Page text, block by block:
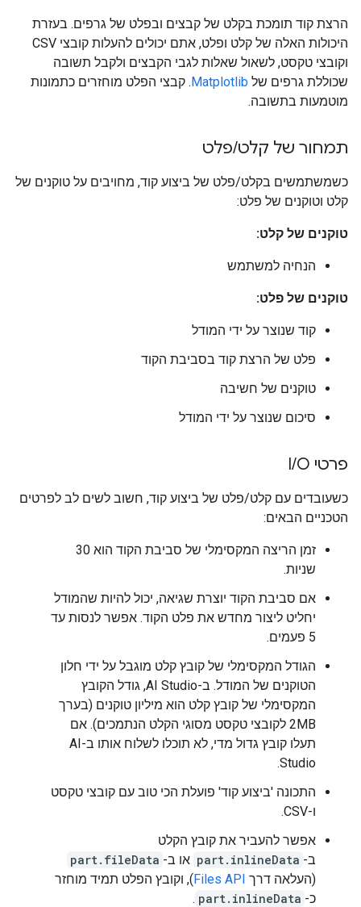
הרצת קוד תומכת בקלט של קבצים ובפלט של גרפים. בעזרת
היכולות האלה של קלט ופלט, אתם יכולים להעלות קובצי CSV
וקובצי טקסט, לשאול שאלות לגבי הקבצים ולקבל תשובה
שכוללת גרפים של Matplotlib. קבצי הפלט מוחזרים כתמונות
מוטמעות בתשובה.
תמחור של קלט/פלט
כשמשתמשים בקלט/פלט של ביצוע קוד, מחויבים על טוקנים של
קלט וטוקנים של פלט:
טוקנים של קלט:
הנחיה למשתמש
טוקנים של פלט:
קוד שנוצר על ידי המודל
פלט של הרצת קוד בסביבת הקוד
טוקנים של חשיבה
סיכום שנוצר על ידי המודל
פרטי I /O
כשעובדים עם קלט/פלט של ביצוע קוד, חשוב לשים לב לפרטים
הטכניים הבאים:
זמן הריצה המקסימלי של סביבת הקוד הוא 30
שניות.
אם סביבת הקוד יוצרת שגיאה, יכול להיות שהמודל
יחליט ליצור מחדש את פלט הקוד. אפשר לנסות עד
5 פעמים.
הגודל המקסימלי של קובץ קלט מוגבל על ידי חלון
הטוקנים של המודל. ב-AI Studio, גודל הקובץ
המקסימלי של קובץ קלט הוא מיליון טוקנים (בערך
2MB לקובצי טקסט מסוגי הקלט הנתמכים). אם
תעלו קובץ גדול מדי, לא תוכלו לשלוח אותו ב-AI
Studio.
התכונה 'ביצוע קוד' פועלת הכי טוב עם קובצי טקסט
ו-CSV.
אפשר להעביר את קובץ הקלט
ב- part.inlineData או ב- part.fileData
(העלאה דרך Files API), וקובץ הפלט תמיד מוחזר
כ- part.inlineData
.